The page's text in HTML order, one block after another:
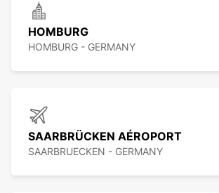
HOMBURG
HOMBURG - GERMANY
SAARBRÜCKEN AÉROPORT
SAARBRUECKEN - GERMANY